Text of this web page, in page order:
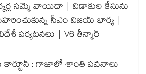
సమ్మె వాయిదా | విడాకుల కేసును
సీఎం విజయ్ భార్య |
పర్యటనలు | V6 తీన్మార్
కార్టూన్ : గాజాలో శాంతి పవనాలు